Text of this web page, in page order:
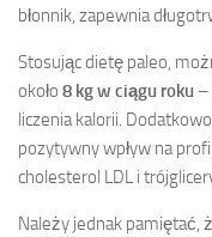
błonnik, zapewnia
Stosując dietę paleo,
około 8 kg w ciągu roku –
liczenia kalorii.
pozytywny wpływ na
cholesterol LDL i
Należy jednak pamiętać,